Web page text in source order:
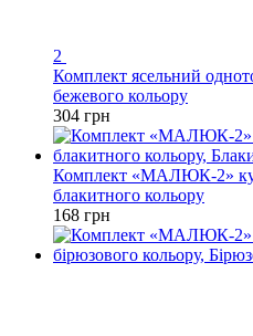
2
Комплект ясельний
бежевого кольору
304 грн
Комплект «МАЛЮК-2»
блакитного кольору
168 грн